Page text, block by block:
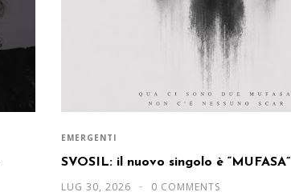
EMERGENTI
SVOSIL: il nuovo singolo è “MUFASA”
LUG 30, 2026 0 COMMENTS